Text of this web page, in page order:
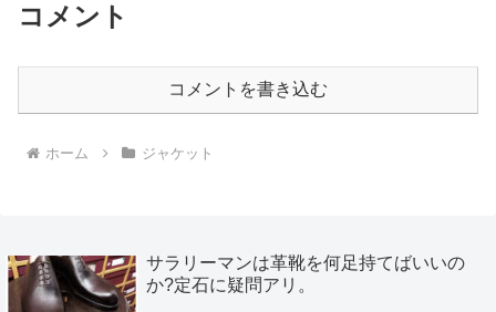
コメント
コメントを書き込む
ホーム ジャケット
サラリーマンは革靴を何足持てばいいの
か?定石に疑問アリ。